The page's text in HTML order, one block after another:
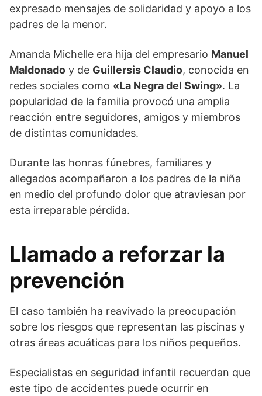
expresado mensajes de solidaridad y apoyo a los
padres de la menor.
Amanda Michelle era hija del empresario Manuel
Maldonado y de Guillersis Claudio, conocida en
redes sociales como «La Negra del Swing». La
popularidad de la familia provocó una amplia
reacción entre seguidores, amigos y miembros
de distintas comunidades.
Durante las honras fúnebres, familiares y
allegados acompañaron a los padres de la niña
en medio del profundo dolor que atraviesan por
esta irreparable pérdida.
Llamado a reforzar la
prevención
El caso también ha reavivado la preocupación
sobre los riesgos que representan las piscinas y
otras áreas acuáticas para los niños pequeños.
Especialistas en seguridad infantil recuerdan que
este tipo de accidentes puede ocurrir en